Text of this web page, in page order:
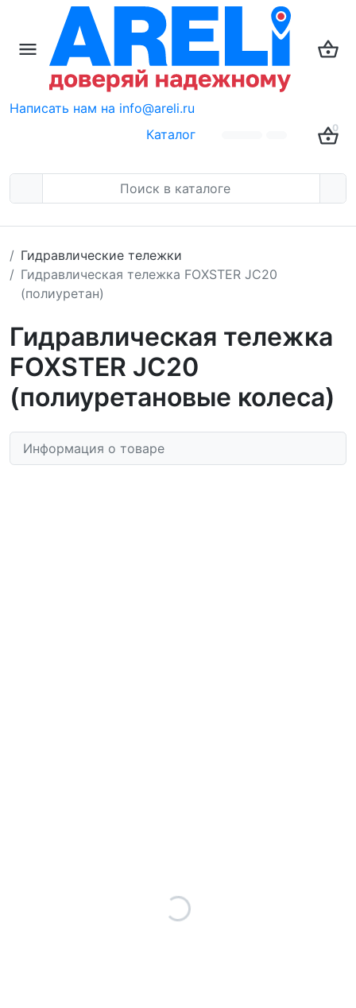
Написать нам на info@areli.ru
Каталог
0
Гидравлические тележки
Гидравлическая тележка FOXSTER JC20
(полиуретан)
Гидравлическая тележка
FOXSTER JC20
(полиуретановые колеса)
Информация о товаре